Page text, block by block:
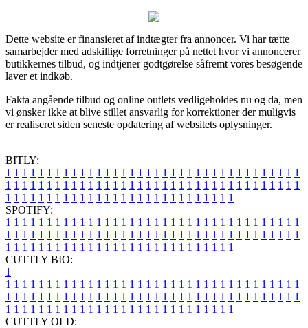
Dette website er finansieret af indtægter fra annoncer. Vi har tætte
samarbejder med adskillige forretninger på nettet hvor vi annoncerer
butikkernes tilbud, og indtjener godtgørelse såfremt vores besøgende
laver et indkøb.
Fakta angående tilbud og online outlets vedligeholdes nu og da, men
vi ønsker ikke at blive stillet ansvarlig for korrektioner der muligvis
er realiseret siden seneste opdatering af websitets oplysninger.
BITLY:
1 1 1 1 1 1 1 1 1 1 1 1 1 1 1 1 1 1 1 1 1 1 1 1 1 1 1 1 1 1 1 1 1 1 1 1
1 1 1 1 1 1 1 1 1 1 1 1 1 1 1 1 1 1 1 1 1 1 1 1 1 1 1 1 1 1 1 1 1 1 1 1
1 1 1 1 1 1 1 1 1 1 1 1 1 1 1 1 1 1 1 1 1 1 1 1 1 1 1 1
SPOTIFY:
1 1 1 1 1 1 1 1 1 1 1 1 1 1 1 1 1 1 1 1 1 1 1 1 1 1 1 1 1 1 1 1 1 1 1 1
1 1 1 1 1 1 1 1 1 1 1 1 1 1 1 1 1 1 1 1 1 1 1 1 1 1 1 1 1 1 1 1 1 1 1 1
1 1 1 1 1 1 1 1 1 1 1 1 1 1 1 1 1 1 1 1 1 1 1 1 1 1 1 1
CUTTLY BIO:
1
1 1 1 1 1 1 1 1 1 1 1 1 1 1 1 1 1 1 1 1 1 1 1 1 1 1 1 1 1 1 1 1 1 1 1 1
1 1 1 1 1 1 1 1 1 1 1 1 1 1 1 1 1 1 1 1 1 1 1 1 1 1 1 1 1 1 1 1 1 1 1 1
1 1 1 1 1 1 1 1 1 1 1 1 1 1 1 1 1 1 1 1 1 1 1 1 1 1 1 1
CUTTLY OLD: